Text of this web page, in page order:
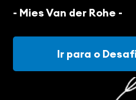
- Mies Van der Rohe -
Ir para o